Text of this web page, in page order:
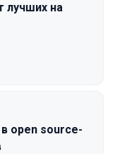
лучших на
open source-